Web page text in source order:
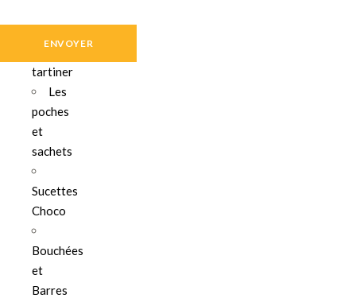
tartiner
Les
poches
et
sachets
Sucettes
Choco
Bouchées
et
Barres